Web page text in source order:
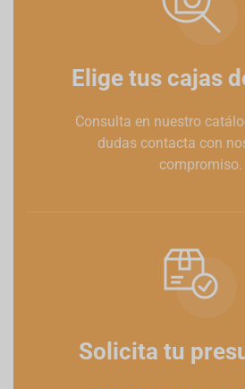
Elige tus cajas
Consulta en nuestro
dudas contacta con
compromiso.
Solicita tu